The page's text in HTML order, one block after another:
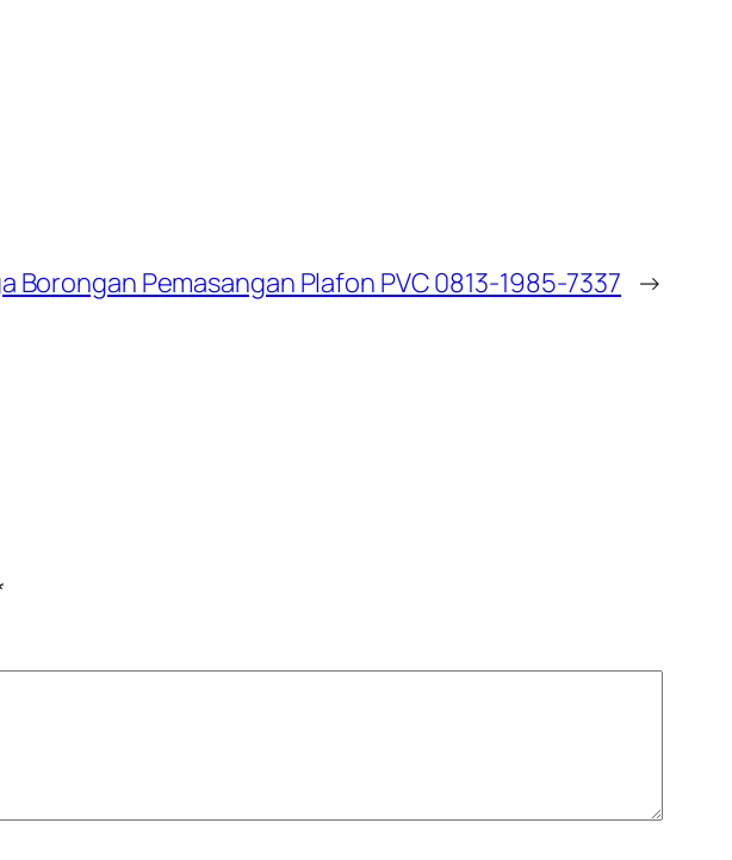
Borongan Pemasangan Plafon PVC 0813-1985-7337 →